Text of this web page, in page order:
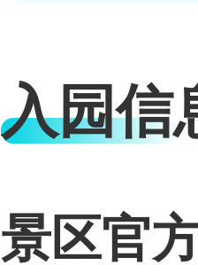
入园信
景区官